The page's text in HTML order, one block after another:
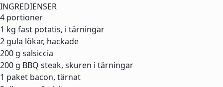
INGREDIENSER
4 portioner
1 kg fast potatis, i tärningar
2 gula lökar, hackade
200 g salsiccia
200 g BBQ steak, skuren i tärningar
1 paket bacon, tärnat